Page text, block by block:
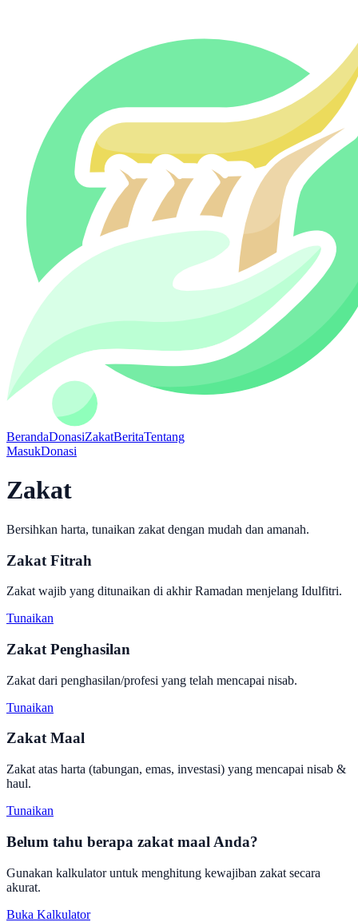
BerandaDonasiZakatBeritaTentang
MasukDonasi
Zakat
Bersihkan harta, tunaikan zakat dengan mudah dan amanah.
Zakat Fitrah
Zakat wajib yang ditunaikan di akhir Ramadan menjelang Idulfitri.
Tunaikan
Zakat Penghasilan
Zakat dari penghasilan/profesi yang telah mencapai nisab.
Tunaikan
Zakat Maal
Zakat atas harta (tabungan, emas, investasi) yang mencapai nisab &
haul.
Tunaikan
Belum tahu berapa zakat maal Anda?
Gunakan kalkulator untuk menghitung kewajiban zakat secara
akurat.
Buka Kalkulator